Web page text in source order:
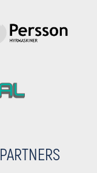
PARTNERS